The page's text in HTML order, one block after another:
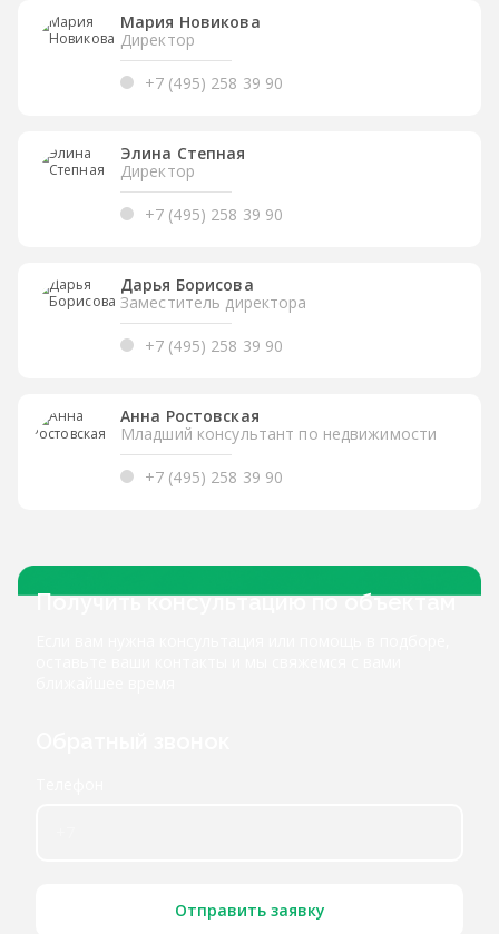
Мария Новикова
Директор
+7 (495) 258 39 90
Элина Степная
Директор
+7 (495) 258 39 90
Дарья Борисова
Заместитель директора
+7 (495) 258 39 90
Анна Ростовская
Младший консультант по недвижимости
+7 (495) 258 39 90
Получить консультацию по объектам
Отправить заявку